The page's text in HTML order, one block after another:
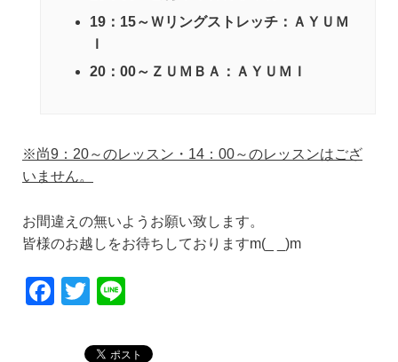
19：15～Ｗリングストレッチ：ＡＹＵＭ
Ｉ
20：00～ＺＵＭＢＡ：ＡＹＵＭＩ
※尚9：20～のレッスン・14：00～のレッスンはござ
いません。
お間違えの無いようお願い致します。
皆様のお越しをお待ちしておりますm(_ _)m
F
T
tt
e